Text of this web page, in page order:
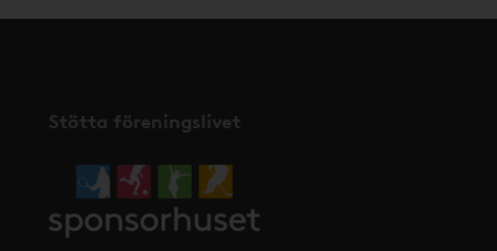
Stötta föreningslivet